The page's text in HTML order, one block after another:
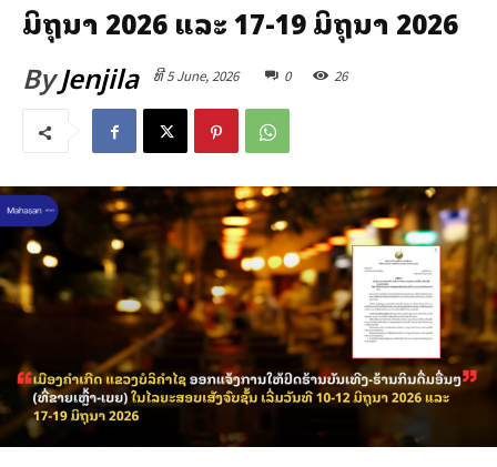
ມິຖຸນາ 2026 ແລະ 17-19 ມິຖຸນາ 2026
ByJenjila ທີ 5 June, 2026 0 26